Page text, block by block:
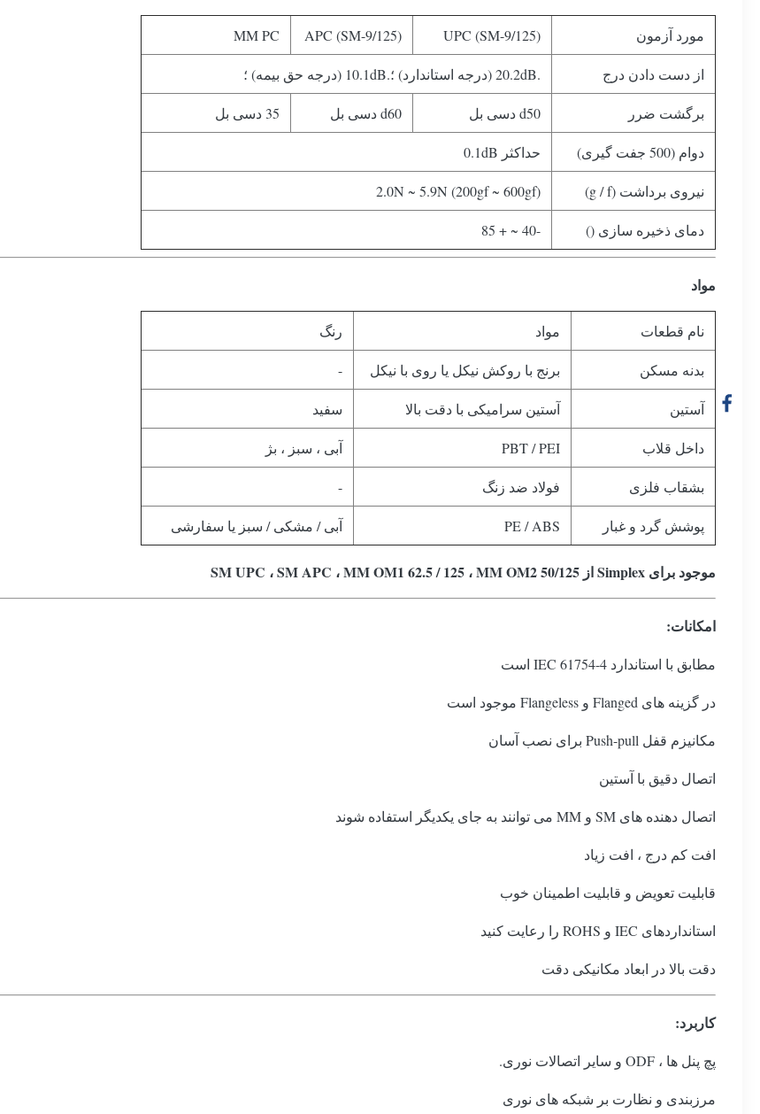
مورد آزمون (SM-9/125) UPC
(SM-9/125) APC
MM PC
از دست دادن درج .20.2dB (درجه استاندارد) ؛.10.1dB (درجه حق بیمه) ؛
برگشت ضرر d50 دسی بل d60 دسی بل 35 دسی بل
دوام (500 جفت گیری) حداکثر 0.1dB
نیروی برداشت (g / f) 2.0N ~ 5.9N (200gf ~ 600gf)
دمای ذخیره سازی () -40 ~ + 85
مواد
نام قطعات مواد رنگ
بدنه مسکن برنج با روکش نیکل یا روی با نیکل -
آستین آستین سرامیکی با دقت بالا سفید
داخل قلاب PBT / PEI آبی ، سبز ، بژ
بشقاب فلزی فولاد ضد زنگ -
پوشش گرد و غبار PE / ABS آبی / مشکی / سبز یا سفارشی
موجود برای Simplex از SM UPC ، SM APC ، MM OM1 62.5 / 125 ، MM OM2 50/125
امکانات:
مطابق با استاندارد IEC 61754-4 است
در گزینه های Flanged و Flangeless موجود است
مکانیزم قفل Push-pull برای نصب آسان
اتصال دقیق با آستین
اتصال دهنده های SM و MM می توانند به جای یکدیگر استفاده شوند
افت کم درج ، افت زیاد
قابلیت تعویض و قابلیت اطمینان خوب
استانداردهای IEC و ROHS را رعایت کنید
دقت بالا در ابعاد مکانیکی دقت
کاربرد:
پچ پنل ها ، ODF و سایر اتصالات نوری.
مرزبندی و نظارت بر شبکه های نوری